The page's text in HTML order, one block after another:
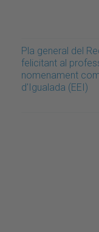
Pla general del
felicitant al
nomenament
d'Igualada (EEI)